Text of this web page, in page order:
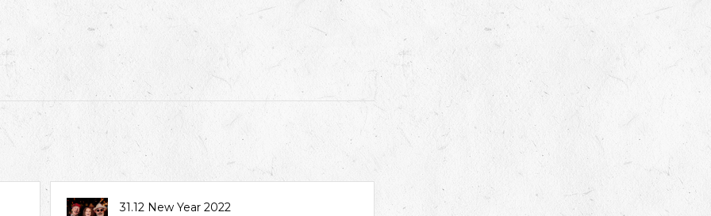
31.12 New Year 2022